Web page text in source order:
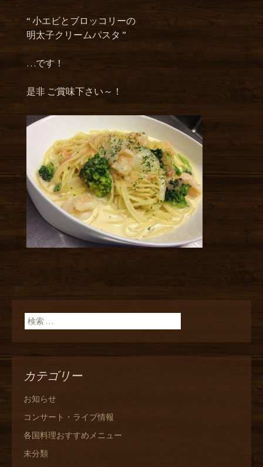
“ 小エビとブロッコリーの
明太子クリームパスタ ”
…です！
是非 ご賞味下さい～！
検索:
カテゴリー
お知らせ
コンサート・ライブ情報
各国料理おすすめメニュー
未分類